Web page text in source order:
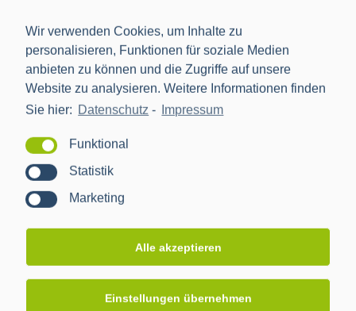
Wir verwenden Cookies, um Inhalte zu
personalisieren, Funktionen für soziale Medien
anbieten zu können und die Zugriffe auf unsere
Website zu analysieren. Weitere Informationen finden
Sie hier: Datenschutz - Impressum
Funktional
Statistik
Marketing
Alle akzeptieren
Einstellungen übernehmen
Antennen